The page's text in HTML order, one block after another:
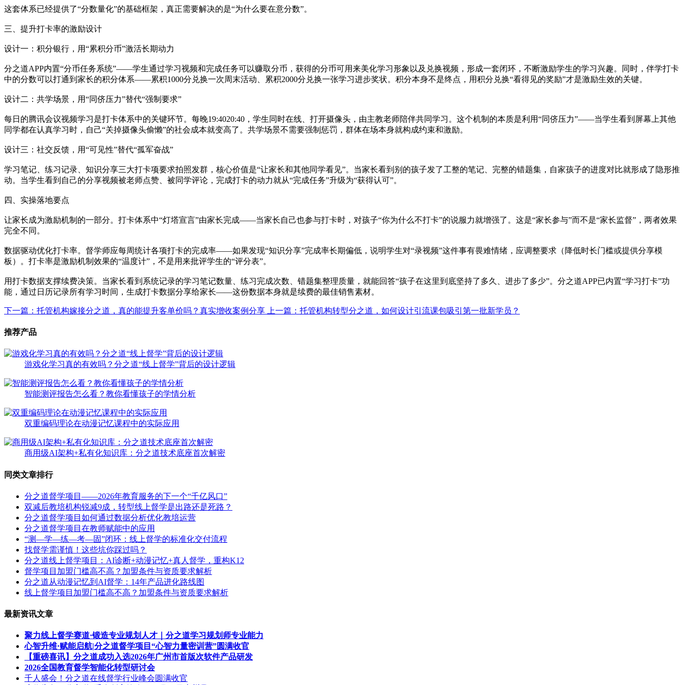
这套体系已经提供了“分数量化”的基础框架，真正需要解决的是“为什么要在意分数”。
三、提升打卡率的激励设计
设计一：积分银行，用“累积分币”激活长期动力
分之道APP内置“分币任务系统”——学生通过学习视频和完成任务可以赚取分币，获得的分币可用来美化学习形象以及兑换视频，形成一套闭环，不断激励学生的学习兴趣。同时，伴学打卡
中的分数可以打通到家长的积分体系——累积1000分兑换一次周末活动、累积2000分兑换一张学习进步奖状。积分本身不是终点，用积分兑换“看得见的奖励”才是激励生效的关键。
设计二：共学场景，用“同侪压力”替代“强制要求”
每日的腾讯会议视频学习是打卡体系中的关键环节。每晚19:4020:40，学生同时在线、打开摄像头，由主教老师陪伴共同学习。这个机制的本质是利用“同侪压力”——当学生看到屏幕上其他
同学都在认真学习时，自己“关掉摄像头偷懒”的社会成本就变高了。共学场景不需要强制惩罚，群体在场本身就构成约束和激励。
设计三：社交反馈，用“可见性”替代“孤军奋战”
学习笔记、练习记录、知识分享三大打卡项要求拍照发群，核心价值是“让家长和其他同学看见”。当家长看到别的孩子发了工整的笔记、完整的错题集，自家孩子的进度对比就形成了隐形推
动。当学生看到自己的分享视频被老师点赞、被同学评论，完成打卡的动力就从“完成任务”升级为“获得认可”。
四、实操落地要点
让家长成为激励机制的一部分。打卡体系中“灯塔宣言”由家长完成——当家长自己也参与打卡时，对孩子“你为什么不打卡”的说服力就增强了。这是“家长参与”而不是“家长监督”，两者效果
完全不同。
数据驱动优化打卡率。督学师应每周统计各项打卡的完成率——如果发现“知识分享”完成率长期偏低，说明学生对“录视频”这件事有畏难情绪，应调整要求（降低时长门槛或提供分享模
板）。打卡率是激励机制效果的“温度计”，不是用来批评学生的“评分表”。
用打卡数据支撑续费决策。当家长看到系统记录的学习笔记数量、练习完成次数、错题集整理质量，就能回答“孩子在这里到底坚持了多久、进步了多少”。分之道APP已内置“学习打卡”功
能，通过日历记录所有学习时间，生成打卡数据分享给家长——这份数据本身就是续费的最佳销售素材。
下一篇：托管机构嫁接分之道，真的能提升客单价吗？真实增收案例分享 上一篇：托管机构转型分之道，如何设计引流课包吸引第一批新学员？
推荐产品
游戏化学习真的有效吗？分之道“线上督学”背后的设计逻辑
智能测评报告怎么看？教你看懂孩子的学情分析
双重编码理论在动漫记忆课程中的实际应用
商用级AI架构+私有化知识库：分之道技术底座首次解密
同类文章排行
分之道督学项目——2026年教育服务的下一个“千亿风口”
双减后教培机构锐减9成，转型线上督学是出路还是死路？
分之道督学项目如何通过数据分析优化教培运营
分之道督学项目在教师赋能中的应用
“测—学—练—考—固”闭环：线上督学的标准化交付流程
找督学需谨慎！这些坑你踩过吗？
分之道线上督学项目：AI诊断+动漫记忆+真人督学，重构K12
督学项目加盟门槛高不高？加盟条件与资质要求解析
分之道从动漫记忆到AI督学：14年产品进化路线图
线上督学项目加盟门槛高不高？加盟条件与资质要求解析
最新资讯文章
聚力线上督学赛道·锻造专业规划人才｜分之道学习规划师专业能力
心智升维·赋能启航|分之道督学项目“心智力量密训营”圆满收官
【重磅喜讯】分之道成功入选2026年广州市首版次软件产品研发
2026全国教育督学智能化转型研讨会
千人盛会！分之道在线督学行业峰会圆满收官